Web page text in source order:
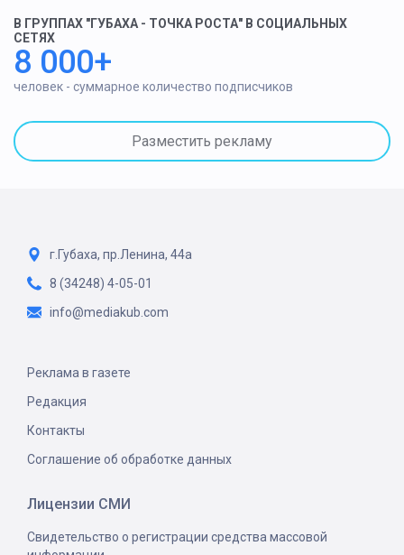
В ГРУППАХ "ГУБАХА - ТОЧКА РОСТА" В СОЦИАЛЬНЫХ
СЕТЯХ
8 000+
человек - суммарное количество подписчиков
Разместить рекламу
г.Губаха, пр.Ленина, 44а
8 (34248) 4-05-01
info@mediakub.com
Реклама в газете
Редакция
Контакты
Соглашение об обработке данных
Лицензии СМИ
Свидетельство о регистрации средства массовой